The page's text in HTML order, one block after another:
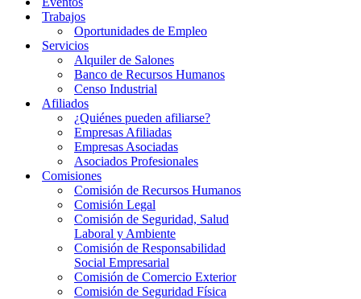
Trabajos
Oportunidades de Empleo
Servicios
Alquiler de Salones
Banco de Recursos Humanos
Censo Industrial
Afiliados
¿Quiénes pueden afiliarse?
Empresas Afiliadas
Empresas Asociadas
Asociados Profesionales
Comisiones
Comisión de Recursos Humanos
Comisión Legal
Comisión de Seguridad, Salud
Laboral y Ambiente
Comisión de Responsabilidad
Social Empresarial
Comisión de Comercio Exterior
Comisión de Seguridad Física